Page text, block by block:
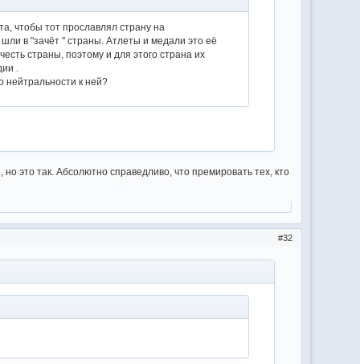
чтобы тот прославлял страну на
в "зачёт " страны. Атлеты и медали это её
страны, поэтому и для этого страна их
.
нейтральности к ней?
это так. Абсолютно справедливо, что премировать тех, кто
32